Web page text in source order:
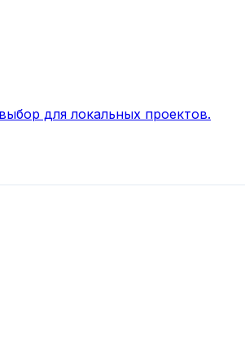
для локальных проектов.